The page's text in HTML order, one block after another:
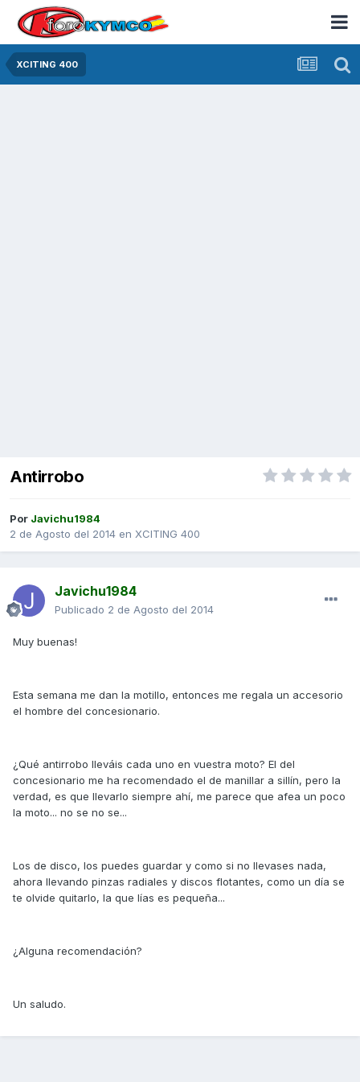
XCITING 400
Antirrobo
Por Javichu1984
2 de Agosto del 2014 en XCITING 400
Javichu1984
Publicado 2 de Agosto del 2014
Muy buenas!
Esta semana me dan la motillo, entonces me regala un accesorio
el hombre del concesionario.
¿Qué antirrobo lleváis cada uno en vuestra moto? El del
concesionario me ha recomendado el de manillar a sillín, pero la
verdad, es que llevarlo siempre ahí, me parece que afea un poco
la moto... no se no se...
Los de disco, los puedes guardar y como si no llevases nada,
ahora llevando pinzas radiales y discos flotantes, como un día se
te olvide quitarlo, la que lías es pequeña...
¿Alguna recomendación?
Un saludo.